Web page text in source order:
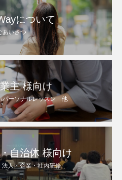
について
あいさつ
主 様向け
パーソナルレッスン 他
自治体 様向け
法人・企業・社内研修